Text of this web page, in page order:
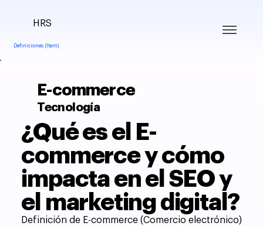
Definiciones (Item)
HRS
E-commerce
Tecnología
¿Qué es el E-
commerce y cómo
impacta en el SEO y
el marketing digital?
Definición de E-commerce (Comercio electrónico)